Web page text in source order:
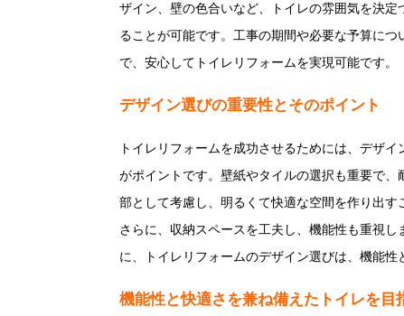
ザイン、壁の色合いなど、トイレの雰囲気を決
ることが可能です。工事の期間や必要な予算に
で、安心してトイレリフォームを実現可能です。
デザイン選びの重要性とそのポイント
トイレリフォームを成功させるためには、デザ
がポイントです。壁紙やタイルの選択も重要で
部として考慮し、明るくて快適な空間を作り出
さらに、収納スペースを工夫し、機能性も重視
に、トイレリフォームのデザイン選びは、機能性
機能性と快適さを兼ね備えたトイレを目